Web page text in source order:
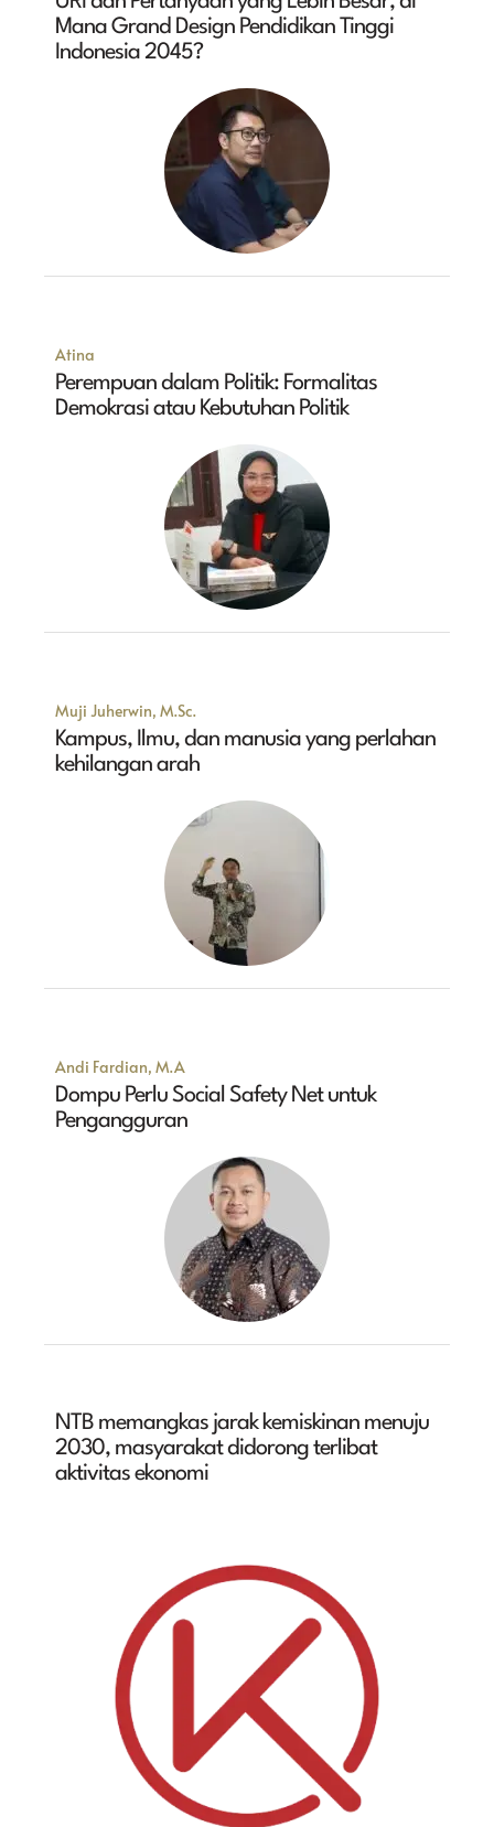
Mana Grand Design Pendidikan Tinggi
Indonesia 2045?
Atina
Perempuan dalam Politik: Formalitas
Demokrasi atau Kebutuhan Politik
Muji Juherwin, M.Sc.
Kampus, Ilmu, dan manusia yang perlahan
kehilangan arah
Andi Fardian, M.A
Dompu Perlu Social Safety Net untuk
Pengangguran
NTB memangkas jarak kemiskinan menuju
2030, masyarakat didorong terlibat
aktivitas ekonomi